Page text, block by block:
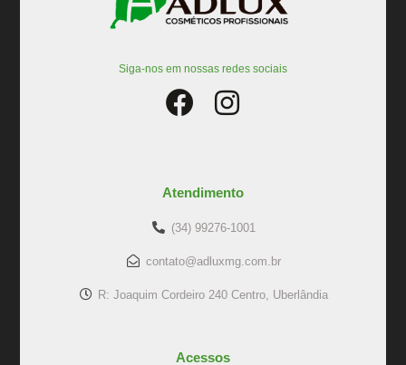
Siga-nos em nossas redes sociais
Atendimento
(34) 99276-1001
contato@adluxmg.com.br
R: Joaquim Cordeiro 240 Centro, Uberlândia
Acessos